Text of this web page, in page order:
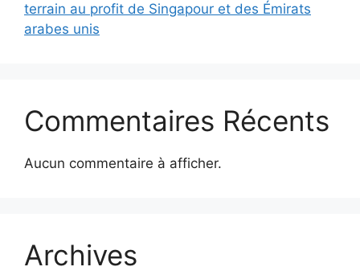
terrain au profit de Singapour et des Émirats
arabes unis
Commentaires Récents
Aucun commentaire à afficher.
Archives